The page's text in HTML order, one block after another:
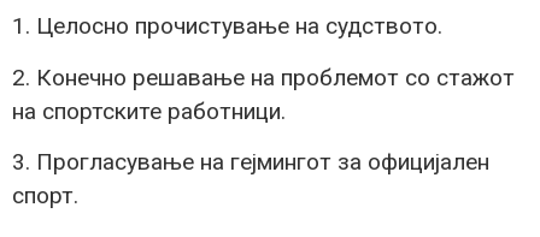
1. Целосно прочистување на судството.
2. Конечно решавање на проблемот со стажот
на спортските работници.
3. Прогласување на гејмингот за официјален
спорт.